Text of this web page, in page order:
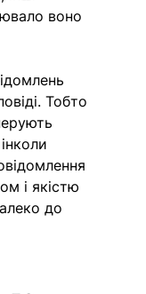
воно
Тобто
і якістю
до